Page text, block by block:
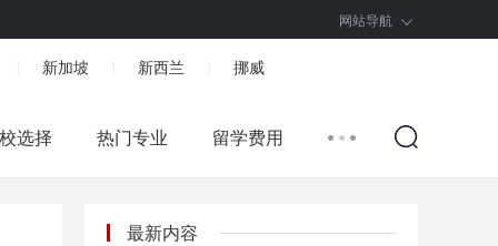
网站导航
新加坡 新西兰 挪威
选择 热门专业 留学费用
最新内容